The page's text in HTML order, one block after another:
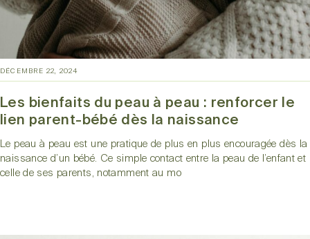
DÉCEMBRE 22, 2024
Les bienfaits du peau à peau : renforcer le
lien parent-bébé dès la naissance
Le peau à peau est une pratique de plus en plus encouragée dès la
naissance d’un bébé. Ce simple contact entre la peau de l’enfant et
celle de ses parents, notamment au mo